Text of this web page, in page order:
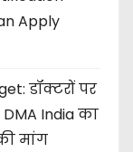
Apply
डॉक्टरों पर
India का
मांग